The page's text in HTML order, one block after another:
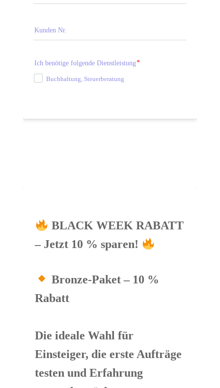
Kunden Nr.
Ich benötige folgende Dienstleistung
Buchhaltung, Steuerberatung
BLACK WEEK RABATT
– Jetzt 10 % sparen!
Bronze-Paket – 10 %
Rabatt
Die ideale Wahl für
Einsteiger, die erste Aufträge
testen und Erfahrung